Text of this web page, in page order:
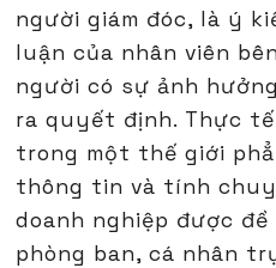
người giám đóc, là ý
luận của nhân viên
người có sự ảnh
ra quyết định. Thực
trong một thế giới
thông tin và tính
doanh nghiệp được
phòng ban, cá nhân